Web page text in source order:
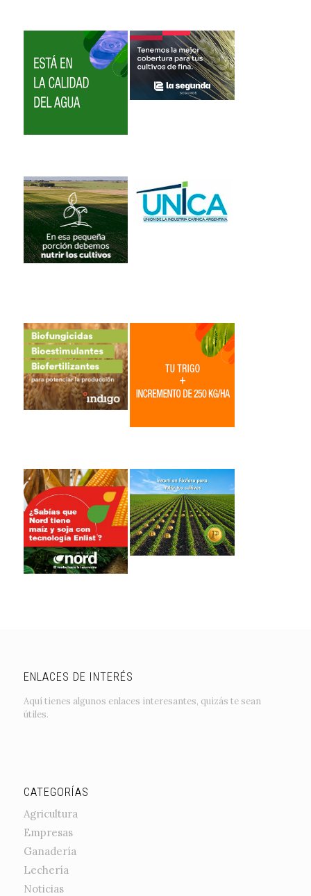
ENLACES DE INTERÉS
Aquí tienes algunos enlaces interesantes, quizás te sean
útiles.
CATEGORÍAS
Agricultura
Empresas
Ganadería
Lechería
Noticias